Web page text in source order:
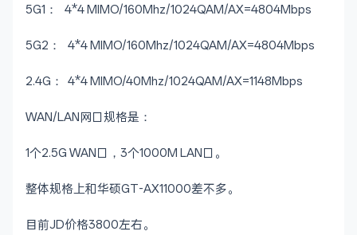
5G1： 4*4 MIMO/160Mhz/1024QAM/AX=4804Mbps
5G2： 4*4 MIMO/160Mhz/1024QAM/AX=4804Mbps
2.4G： 4*4 MIMO/40Mhz/1024QAM/AX=1148Mbps
WAN/LAN网口规格是：
1个2.5G WAN口，3个1000M LAN口。
整体规格上和华硕GT-AX11000差不多。
目前JD价格3800左右。